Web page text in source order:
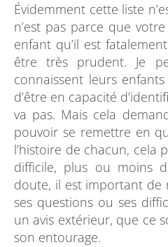
Évidemment cette liste
n’est pas parce que
enfant qu’il est
être très prudent. Je
connaissent leurs
d’être en capacité
va pas. Mais cela
pouvoir se remettre en
l’histoire de chacun, cela
difficile, plus ou moins
doute, il est important de
ses questions ou ses
un avis extérieur, que ce
son entourage.